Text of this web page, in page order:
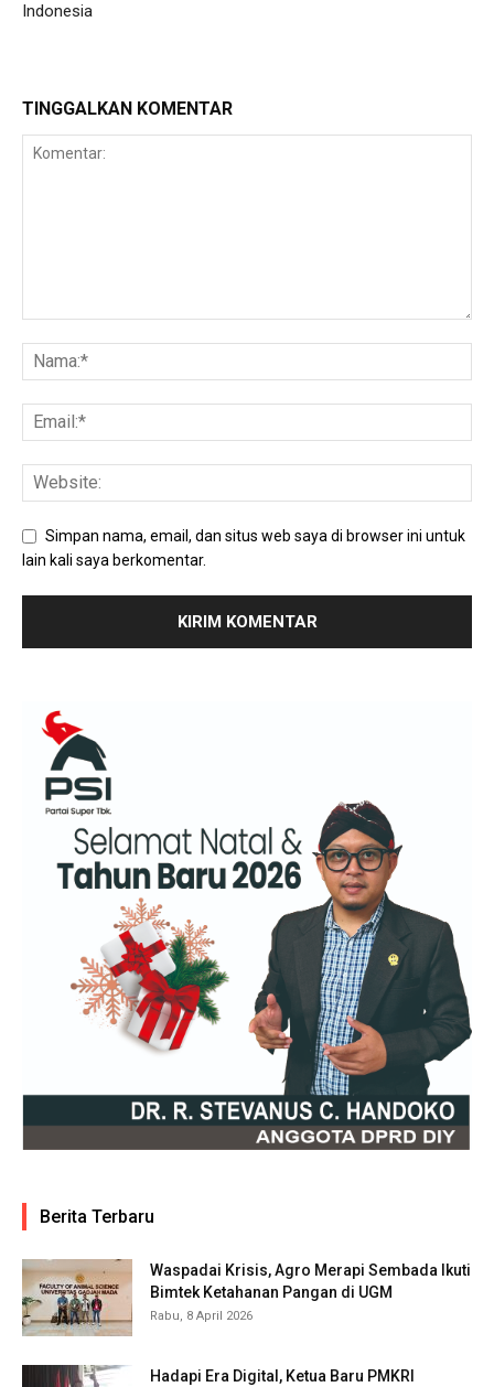
Indonesia
TINGGALKAN KOMENTAR
Simpan nama, email, dan situs web saya di browser ini untuk
lain kali saya berkomentar.
Berita Terbaru
Waspadai Krisis, Agro Merapi Sembada Ikuti
Bimtek Ketahanan Pangan di UGM
Rabu, 8 April 2026
Hadapi Era Digital, Ketua Baru PMKRI